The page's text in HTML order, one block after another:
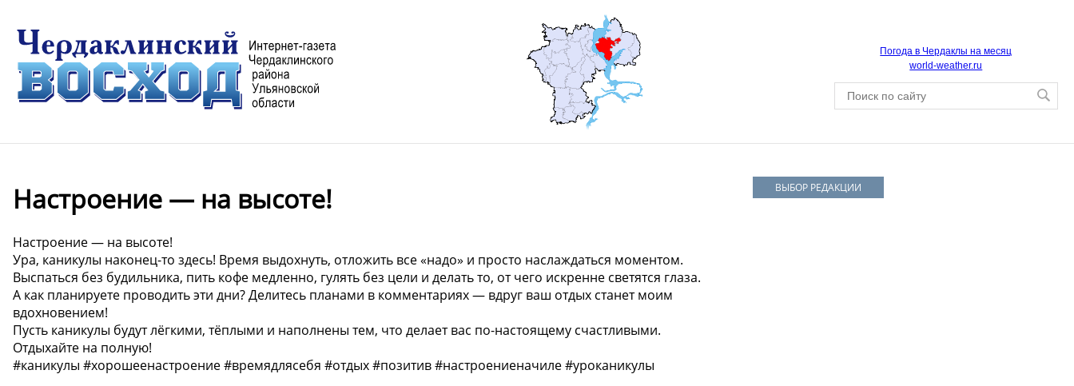
Погода в Чердаклы на месяц
world-weather.ru
Настроение — на высоте! ️
Настроение — на высоте! ️
Ура, каникулы наконец-то здесь! Время выдохнуть, отложить все «надо» и просто наслаждаться моментом.
Выспаться без будильника, пить кофе медленно, гулять без цели и делать то, от чего искренне светятся глаза.
А как планируете проводить эти дни? Делитесь планами в комментариях — вдруг ваш отдых станет моим
вдохновением!
Пусть каникулы будут лёгкими, тёплыми и наполнены тем, что делает вас по-настоящему счастливыми.
Отдыхайте на полную!
#каникулы #хорошеенастроение #времядлясебя #отдых #позитив #настроениеначиле #уроканикулы
ВЫБОР РЕДАКЦИИ